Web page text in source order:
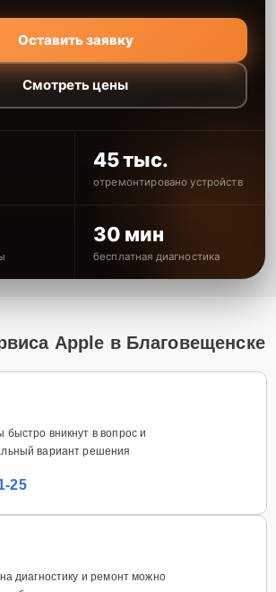
Оставить заявку
Смотреть цены
45 тыс.
отремонтировано устройств
30 мин
бесплатная диагностика
Apple в Благовещенске
вникнут в вопрос и
вариант решения
25
диагностику и ремонт можно